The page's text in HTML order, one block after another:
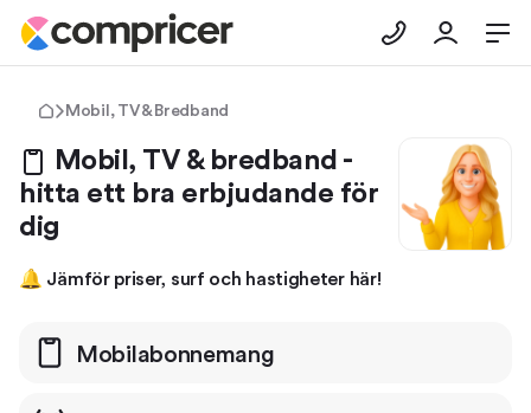
Mobil, TV & Bredband
Mobil, TV & bredband -
hitta ett bra erbjudande för
dig
🔔 Jämför priser, surf och hastigheter här!
Mobil­abonnemang